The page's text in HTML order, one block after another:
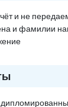
и не
и фамилии